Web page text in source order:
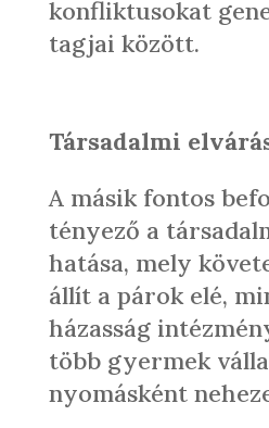
konfliktusokat
tagjai között.
Társadalmi
A másik fontos
tényező a
hatása, mely
állít a párok elé,
házasság
több gyermek
nyomásként